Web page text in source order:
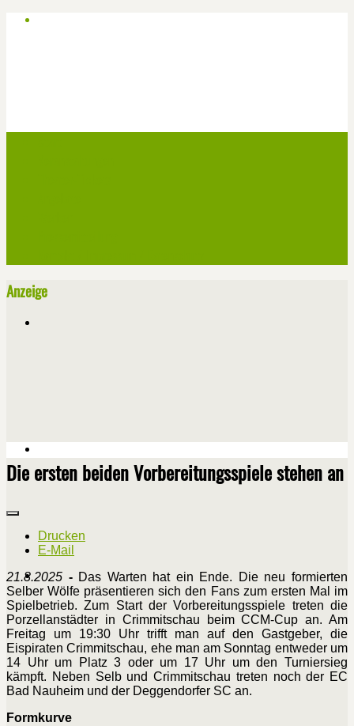
Anzeige
Die ersten beiden Vorbereitungsspiele stehen an
Drucken
E-Mail
21.8.2025 - Das Warten hat ein Ende. Die neu formierten
Selber Wölfe präsentieren sich den Fans zum ersten Mal im
Spielbetrieb. Zum Start der Vorbereitungsspiele treten die
Porzellanstädter in Crimmitschau beim CCM-Cup an. Am
Freitag um 19:30 Uhr trifft man auf den Gastgeber, die
Eispiraten Crimmitschau, ehe man am Sonntag entweder um
14 Uhr um Platz 3 oder um 17 Uhr um den Turniersieg
kämpft. Neben Selb und Crimmitschau treten noch der EC
Bad Nauheim und der Deggendorfer SC an.
Formkurve